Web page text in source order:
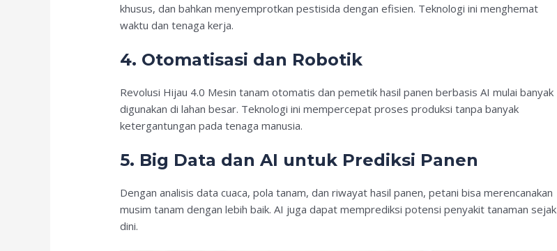
khusus, dan bahkan menyemprotkan pestisida dengan efisien. Teknologi ini menghemat
waktu dan tenaga kerja.
4. Otomatisasi dan Robotik
Revolusi Hijau 4.0 Mesin tanam otomatis dan pemetik hasil panen berbasis AI mulai banyak
digunakan di lahan besar. Teknologi ini mempercepat proses produksi tanpa banyak
ketergantungan pada tenaga manusia.
5. Big Data dan AI untuk Prediksi Panen
Dengan analisis data cuaca, pola tanam, dan riwayat hasil panen, petani bisa merencanakan
musim tanam dengan lebih baik. AI juga dapat memprediksi potensi penyakit tanaman sejak
dini.